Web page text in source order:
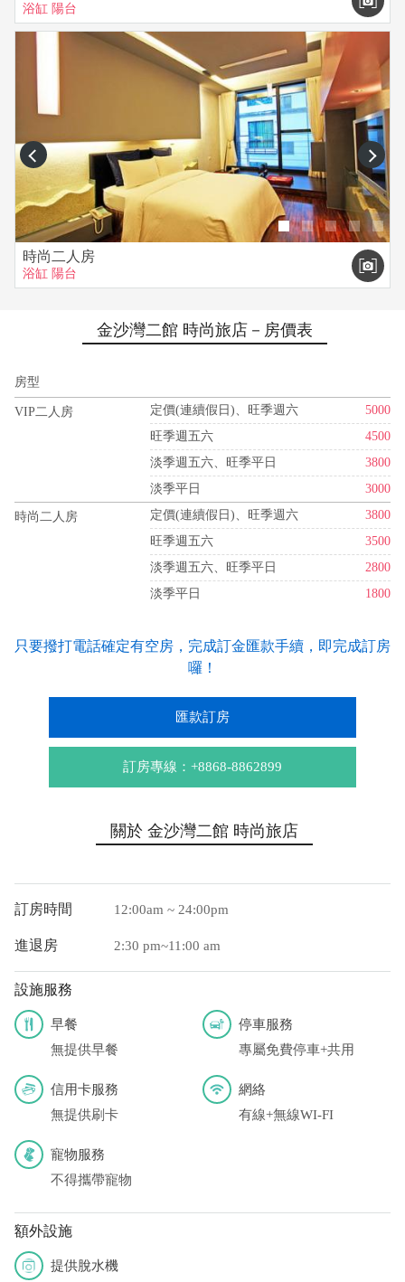
浴缸 陽台
prev next
時尚二人房
浴缸 陽台
金沙灣二館 時尚旅店－房價表
房型
VIP二人房 定價(連續假日)、旺季週六
5000
旺季週五六
4500
淡季週五六、旺季平日
3800
淡季平日
3000
時尚二人房 定價(連續假日)、旺季週六
3800
旺季週五六
3500
淡季週五六、旺季平日
2800
淡季平日
1800
只要撥打電話確定有空房，完成訂金匯款手續，即完成訂房
囉！
匯款訂房
訂房專線：+8868-8862899
關於 金沙灣二館 時尚旅店
訂房時間 12:00am ~ 24:00pm
進退房 2:30 pm~11:00 am
設施服務
早餐
無提供早餐
停車服務
專屬免費停車+共用
信用卡服務
無提供刷卡
網絡
有線+無線WI-FI
寵物服務
不得攜帶寵物
額外設施
提供脫水機